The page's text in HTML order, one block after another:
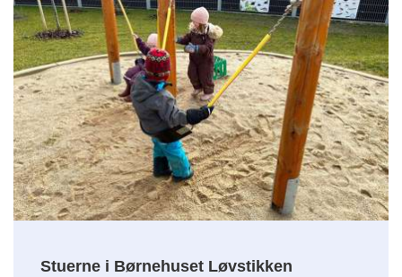
Stuerne i Børnehuset Løvstikken